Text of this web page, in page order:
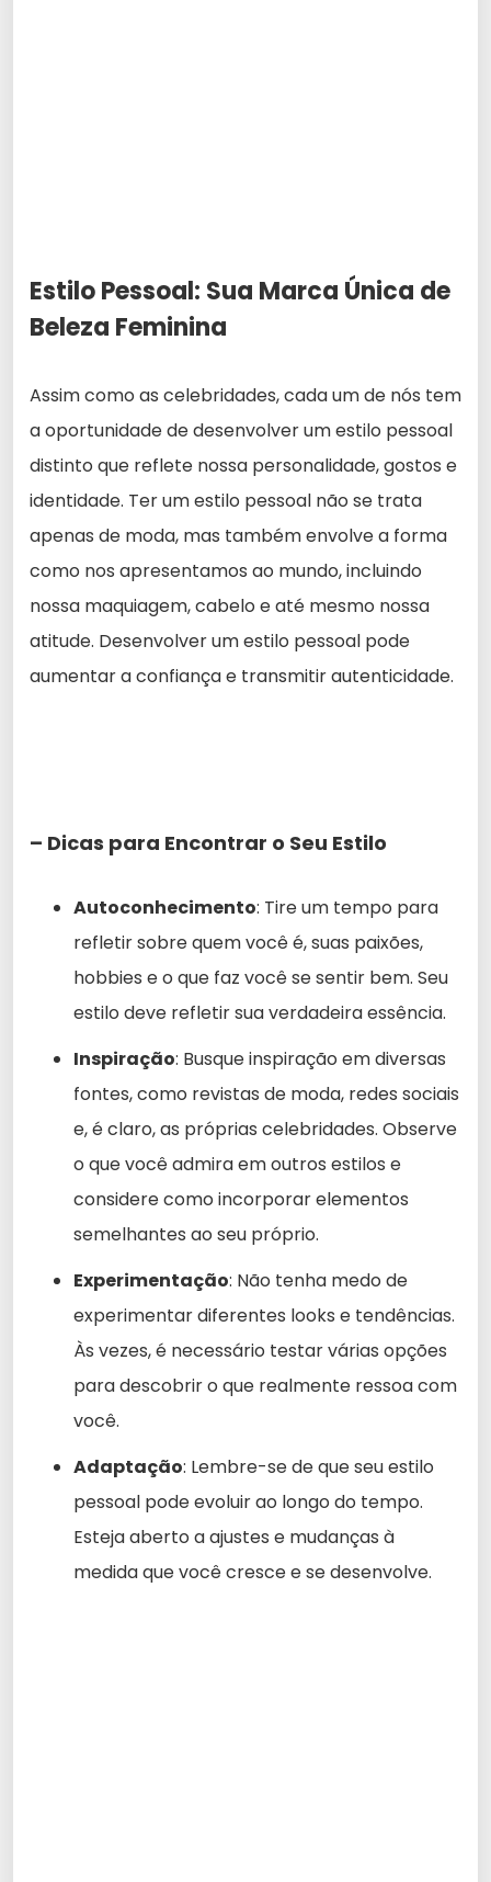
Estilo Pessoal: Sua Marca Única de
Beleza Feminina
Assim como as celebridades, cada um de nós tem
a oportunidade de desenvolver um estilo pessoal
distinto que reflete nossa personalidade, gostos e
identidade. Ter um estilo pessoal não se trata
apenas de moda, mas também envolve a forma
como nos apresentamos ao mundo, incluindo
nossa maquiagem, cabelo e até mesmo nossa
atitude. Desenvolver um estilo pessoal pode
aumentar a confiança e transmitir autenticidade.
– Dicas para Encontrar o Seu Estilo
Autoconhecimento: Tire um tempo para
refletir sobre quem você é, suas paixões,
hobbies e o que faz você se sentir bem. Seu
estilo deve refletir sua verdadeira essência.
Inspiração: Busque inspiração em diversas
fontes, como revistas de moda, redes sociais
e, é claro, as próprias celebridades. Observe
o que você admira em outros estilos e
considere como incorporar elementos
semelhantes ao seu próprio.
Experimentação: Não tenha medo de
experimentar diferentes looks e tendências.
Às vezes, é necessário testar várias opções
para descobrir o que realmente ressoa com
você.
Adaptação: Lembre-se de que seu estilo
pessoal pode evoluir ao longo do tempo.
Esteja aberto a ajustes e mudanças à
medida que você cresce e se desenvolve.